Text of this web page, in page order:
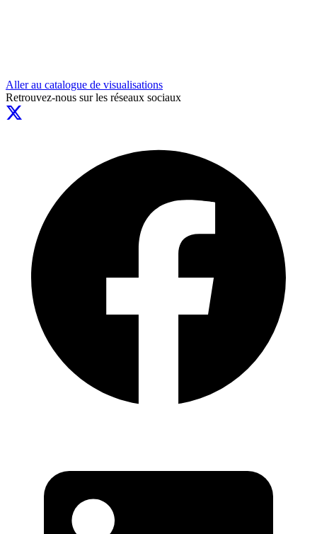
Aller au catalogue de visualisations
Retrouvez-nous sur les réseaux sociaux